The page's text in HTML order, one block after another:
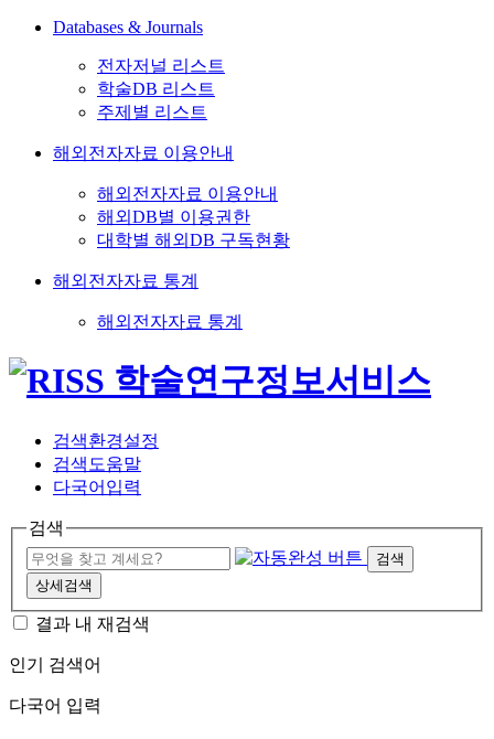
Databases & Journals
전자저널 리스트
학술DB 리스트
주제별 리스트
해외전자자료 이용안내
해외전자자료 이용안내
해외DB별 이용권한
대학별 해외DB 구독현황
해외전자자료 통계
해외전자자료 통계
검색환경설정
검색도움말
다국어입력
검색
검색
상세검색
결과 내 재검색
인기 검색어
다국어 입력